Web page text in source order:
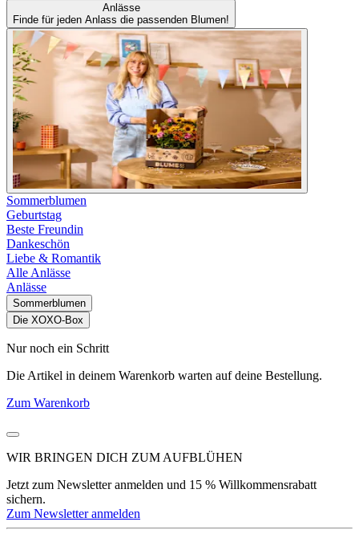
Anlässe
Finde für jeden Anlass die passenden Blumen!
Sommerblumen
Geburtstag
Beste Freundin
Dankeschön
Liebe & Romantik
Alle Anlässe
Anlässe
Sommerblumen
Die XOXO-Box
Nur noch ein Schritt
Die Artikel in deinem Warenkorb warten auf deine Bestellung.
Zum Warenkorb
WIR BRINGEN DICH ZUM AUFBLÜHEN
Jetzt zum Newsletter anmelden und 15 % Willkommensrabatt
sichern.
Zum Newsletter anmelden